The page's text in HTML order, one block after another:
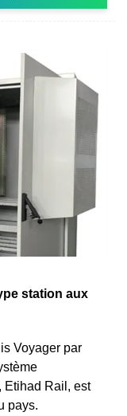
station aux
Voyager par
Etihad Rail, est
pays.